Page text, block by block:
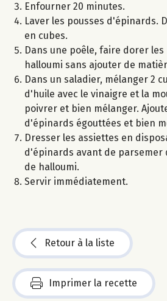
Enfourner 20 minutes.
Laver les pousses d'épinards.
en cubes.
Dans une poêle, faire dorer les
halloumi sans ajouter de
Dans un saladier, mélanger 2
d'huile avec le vinaigre et la
poivrer et bien mélanger.
d'épinards égouttées et bien
Dresser les assiettes en
d'épinards avant de parsemer
de halloumi.
Servir immédiatement.
Retour à la liste
Imprimer la recette